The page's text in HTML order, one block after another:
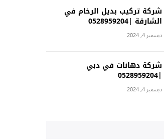
شركة تركيب بديل الرخام في
الشارقة |0528959204
ديسمبر 4, 2024
شركة دهانات في دبي
|0528959204
ديسمبر 4, 2024